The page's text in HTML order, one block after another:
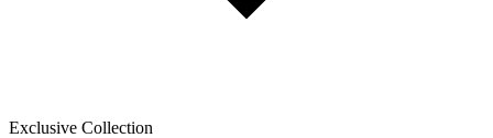
Exclusive Collection